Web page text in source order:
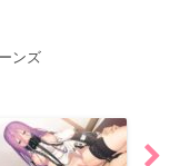
ンズ